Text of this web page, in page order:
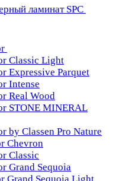
ламинат SPC
Classic Light
Expressive Parquet
Intense
Real Wood
STONE MINERAL
by Classen Pro Nature
Chevron
Classic
Grand Sequoia